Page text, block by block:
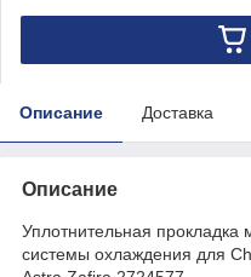
Описание Доставка
Описание
Уплотнительная прокладка
системы охлаждения для